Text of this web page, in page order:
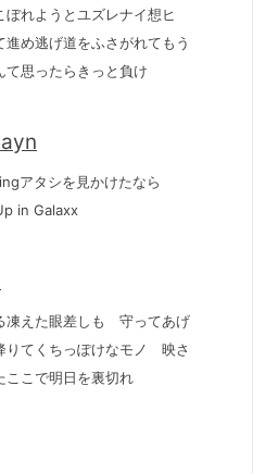
れようとユズレナイ想ヒ
め逃げ道をふさがれてもう
思ったらきっと負け
アタシを見かけたなら
in Galaxx
凍えた眼差しも 守ってあげ
てくちっぽけなモノ 映さ
こで明日を裏切れ